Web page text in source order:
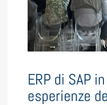
ERP di SAP
esperienze